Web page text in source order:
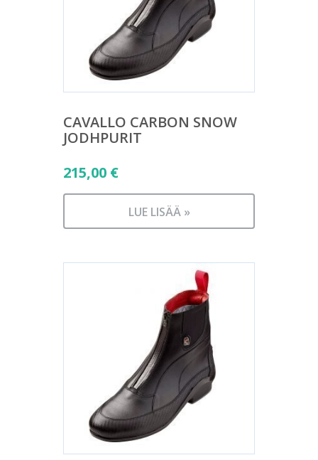
CAVALLO CARBON SNOW
JODHPURIT
215,00 €
LUE LISÄÄ »